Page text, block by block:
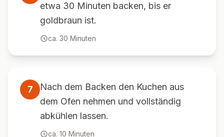
etwa 30 Minuten backen, bis er
goldbraun ist.
ca. 30 Minuten
7
Nach dem Backen den Kuchen aus
dem Ofen nehmen und vollständig
abkühlen lassen.
ca. 10 Minuten